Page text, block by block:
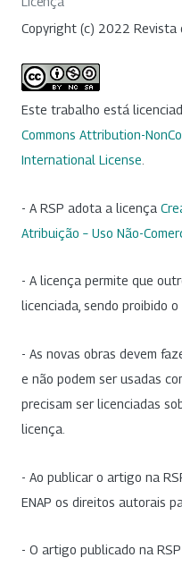
Copyright (c) 2022 Revista
Este trabalho está
Commons Attribution-
International License
- A RSP adota a licença
Atribuição – Uso Não-
- A licença permite que
licenciada, sendo proibido
- As novas obras devem
e não podem ser usadas
precisam ser licenciadas
licença.
- Ao publicar o artigo na
ENAP os direitos autorais
- O artigo publicado na